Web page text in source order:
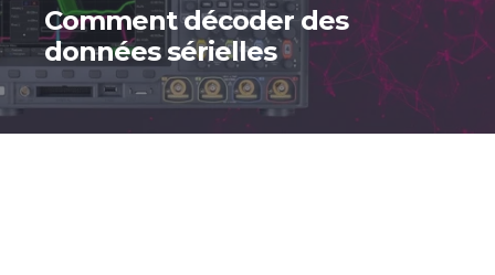
Comment décoder des
données sérielles